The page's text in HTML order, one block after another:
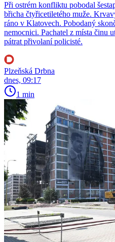
Při ostrém konfliktu pobodal
břicha čtyřicetiletého muže.
ráno v Klatovech. Pobodaný
nemocnici. Pachatel z místa činu
pátrat přivolaní policisté.
Plzeňská Drbna
dnes, 09:17
1 min